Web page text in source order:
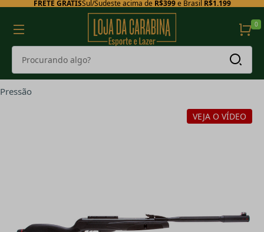
FRETE GRÁTISSul/Sudeste acima de R$399e Brasil R$1.199
0
Pressão
VEJA O VÍDEO